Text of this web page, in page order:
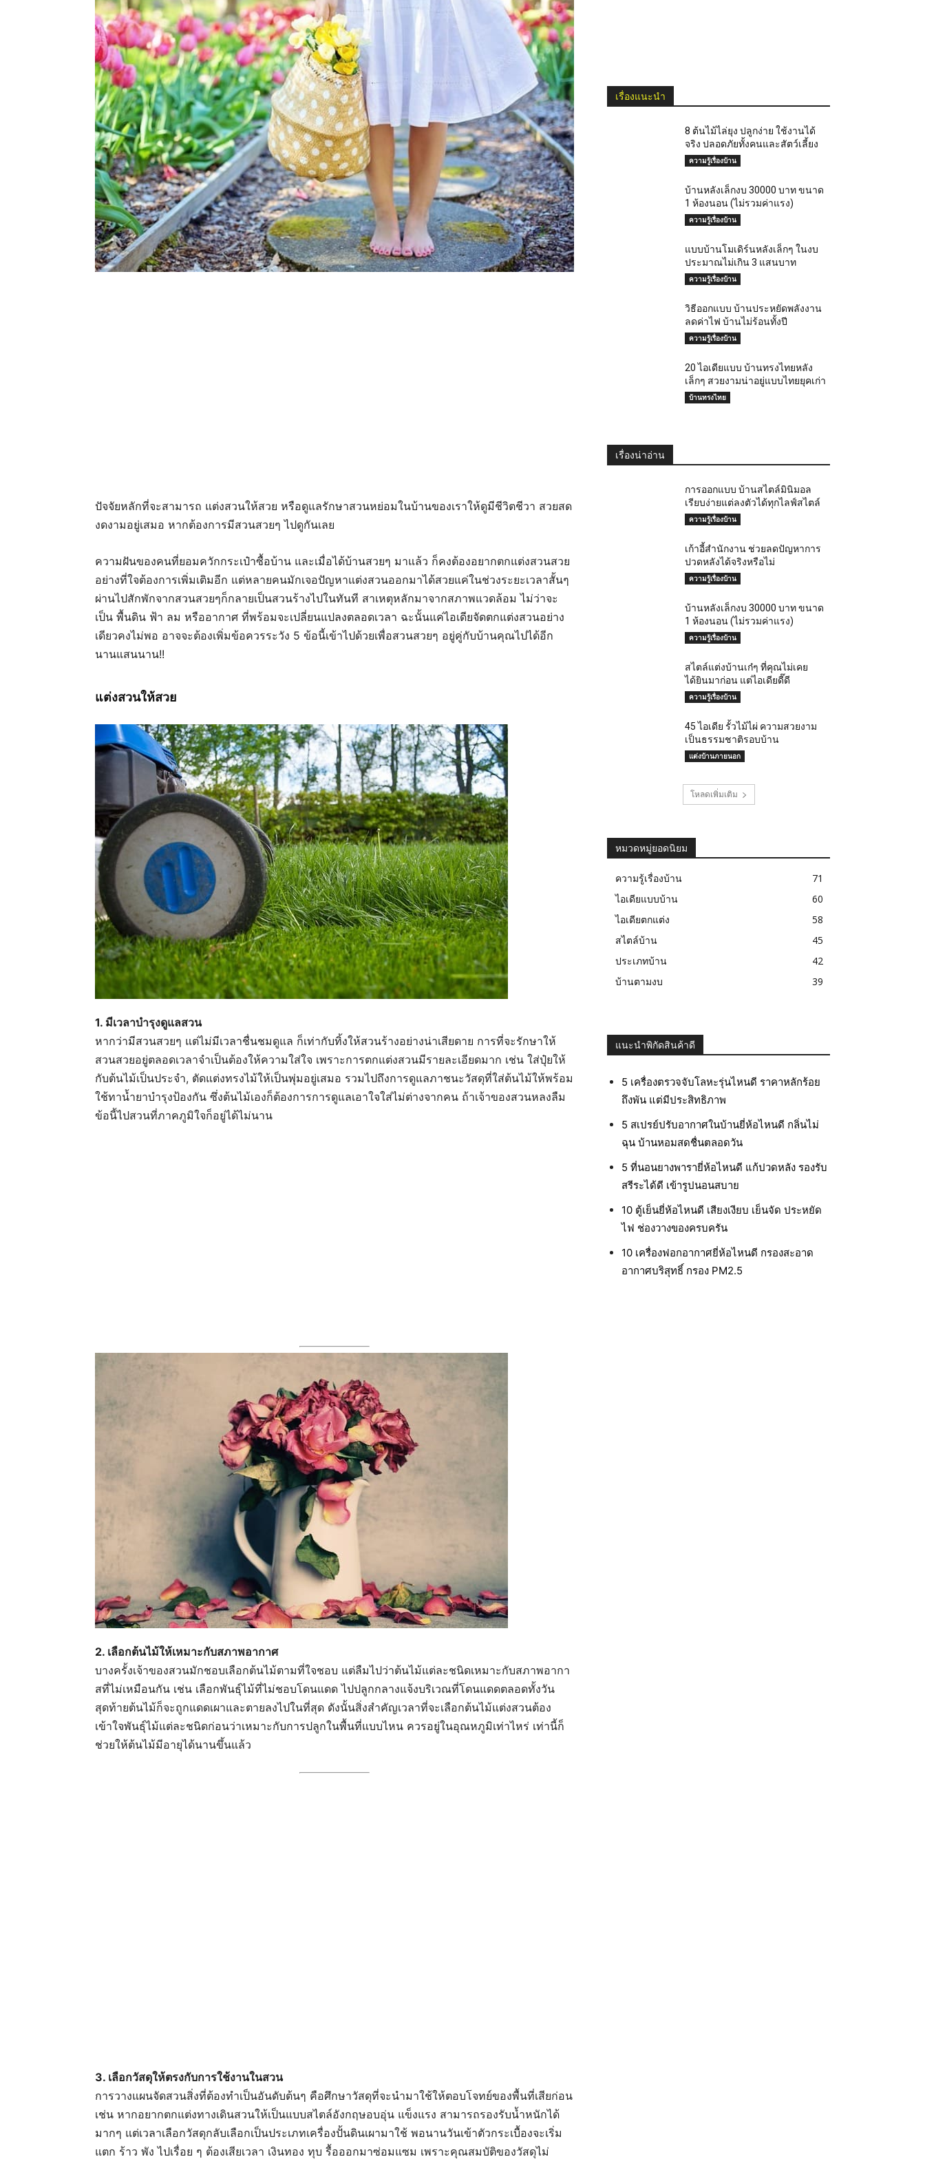
ปัจจัยหลักที่จะสามารถ แต่งสวนให้สวย หรือดูแลรักษาสวนหย่อมในบ้านของเราให้ดูมีชีวิตชีวา สวยสด
งดงามอยู่เสมอ หากต้องการมีสวนสวยๆ ไปดูกันเลย
ความฝันของคนที่ยอมควักกระเป๋าซื้อบ้าน และเมื่อได้บ้านสวยๆ มาแล้ว ก็คงต้องอยากตกแต่งสวนสวย
อย่างที่ใจต้องการเพิ่มเติมอีก แต่หลายคนมักเจอปัญหาแต่งสวนออกมาได้สวยแค่ในช่วงระยะเวลาสั้นๆ
ผ่านไปสักพักจากสวนสวยๆก็กลายเป็นสวนร้างไปในทันที สาเหตุหลักมาจากสภาพแวดล้อม ไม่ว่าจะ
เป็น พื้นดิน ฟ้า ลม หรืออากาศ ที่พร้อมจะเปลี่ยนแปลงตลอดเวลา ฉะนั้นแค่ไอเดียจัดตกแต่งสวนอย่าง
เดียวคงไม่พอ อาจจะต้องเพิ่มข้อควรระวัง 5 ข้อนี้เข้าไปด้วยเพื่อสวนสวยๆ อยู่คู่กับบ้านคุณไปได้อีก
นานแสนนาน!!
แต่งสวนให้สวย
1. มีเวลาบำรุงดูแลสวน
หากว่ามีสวนสวยๆ แต่ไม่มีเวลาชื่นชมดูแล ก็เท่ากับทิ้งให้สวนร้างอย่างน่าเสียดาย การที่จะรักษาให้
สวนสวยอยู่ตลอดเวลาจำเป็นต้องให้ความใส่ใจ เพราะการตกแต่งสวนมีรายละเอียดมาก เช่น ใส่ปุ๋ยให้
กับต้นไม้เป็นประจำ, ตัดแต่งทรงไม้ให้เป็นพุ่มอยู่เสมอ รวมไปถึงการดูแลภาชนะวัสดุที่ใส่ต้นไม้ให้พร้อม
ใช้ทาน้ำยาบำรุงป้องกัน ซึ่งต้นไม้เองก็ต้องการการดูแลเอาใจใส่ไม่ต่างจากคน ถ้าเจ้าของสวนหลงลืม
ข้อนี้ไปสวนที่ภาคภูมิใจก็อยู่ได้ไม่นาน
2. เลือกต้นไม้ให้เหมาะกับสภาพอากาศ
บางครั้งเจ้าของสวนมักชอบเลือกต้นไม้ตามที่ใจชอบ แต่ลืมไปว่าต้นไม้แต่ละชนิดเหมาะกับสภาพอากา
สที่ไม่เหมือนกัน เช่น เลือกพันธุ์ไม้ที่ไม่ชอบโดนแดด ไปปลูกกลางแจ้งบริเวณที่โดนแดดตลอดทั้งวัน
สุดท้ายต้นไม้ก็จะถูกแดดเผาและตายลงไปในที่สุด ดังนั้นสิ่งสำคัญเวลาที่จะเลือกต้นไม้แต่งสวนต้อง
เข้าใจพันธุ์ไม้แต่ละชนิดก่อนว่าเหมาะกับการปลูกในพื้นที่แบบไหน ควรอยู่ในอุณหภูมิเท่าไหร่ เท่านี้ก็
ช่วยให้ต้นไม้มีอายุได้นานขึ้นแล้ว
3. เลือกวัสดุให้ตรงกับการใช้งานในสวน
การวางแผนจัดสวนสิ่งที่ต้องทำเป็นอันดับต้นๆ คือศึกษาวัสดุที่จะนำมาใช้ให้ตอบโจทย์ของพื้นที่เสียก่อน
เช่น หากอยากตกแต่งทางเดินสวนให้เป็นแบบสไตล์อังกฤษอบอุ่น แข็งแรง สามารถรองรับน้ำหนักได้
มากๆ แต่เวลาเลือกวัสดุกลับเลือกเป็นประเภทเครื่องปั้นดินเผามาใช้ พอนานวันเข้าตัวกระเบื้องจะเริ่ม
แตก ร้าว พัง ไปเรื่อย ๆ ต้องเสียเวลา เงินทอง ทุบ รื้อออกมาซ่อมแซม เพราะคุณสมบัติของวัสดุไม่
เรื่องแนะนำ
8 ต้นไม้ไล่ยุง ปลูกง่าย ใช้งานได้
จริง ปลอดภัยทั้งคนและสัตว์เลี้ยง
ความรู้เรื่องบ้าน
บ้านหลังเล็กงบ 30000 บาท ขนาด
1 ห้องนอน (ไม่รวมค่าแรง)
ความรู้เรื่องบ้าน
แบบบ้านโมเดิร์นหลังเล็กๆ ในงบ
ประมาณไม่เกิน 3 แสนบาท
ความรู้เรื่องบ้าน
วิธีออกแบบ บ้านประหยัดพลังงาน
ลดค่าไฟ บ้านไม่ร้อนทั้งปี
ความรู้เรื่องบ้าน
20 ไอเดียแบบ บ้านทรงไทยหลัง
เล็กๆ สวยงามน่าอยู่แบบไทยยุคเก่า
บ้านทรงไทย
เรื่องน่าอ่าน
การออกแบบ บ้านสไตล์มินิมอล
เรียบง่ายแต่ลงตัวได้ทุกไลฟ์สไตล์
ความรู้เรื่องบ้าน
เก้าอี้สำนักงาน ช่วยลดปัญหาการ
ปวดหลังได้จริงหรือไม่
ความรู้เรื่องบ้าน
บ้านหลังเล็กงบ 30000 บาท ขนาด
1 ห้องนอน (ไม่รวมค่าแรง)
ความรู้เรื่องบ้าน
สไตล์แต่งบ้านเก๋ๆ ที่คุณไม่เคย
ได้ยินมาก่อน แต่ไอเดียดี๊ดี
ความรู้เรื่องบ้าน
45 ไอเดีย รั้วไม้ไผ่ ความสวยงาม
เป็นธรรมชาติรอบบ้าน
แต่งบ้านภายนอก
โหลดเพิ่มเติม
หมวดหมู่ยอดนิยม
ความรู้เรื่องบ้าน
71
ไอเดียแบบบ้าน
60
ไอเดียตกแต่ง
58
สไตล์บ้าน
45
ประเภทบ้าน
42
บ้านตามงบ
39
แนะนำพิกัดสินค้าดี
5 เครื่องตรวจจับโลหะรุ่นไหนดี ราคาหลักร้อย
ถึงพัน แต่มีประสิทธิภาพ
5 สเปรย์ปรับอากาศในบ้านยี่ห้อไหนดี กลิ่นไม่
ฉุน บ้านหอมสดชื่นตลอดวัน
5 ที่นอนยางพารายี่ห้อไหนดี แก้ปวดหลัง รองรับ
สรีระได้ดี เข้ารูปนอนสบาย
10 ตู้เย็นยี่ห้อไหนดี เสียงเงียบ เย็นจัด ประหยัด
ไฟ ช่องวางของครบครัน
10 เครื่องฟอกอากาศยี่ห้อไหนดี กรองสะอาด
อากาศบริสุทธิ์ กรอง PM2.5